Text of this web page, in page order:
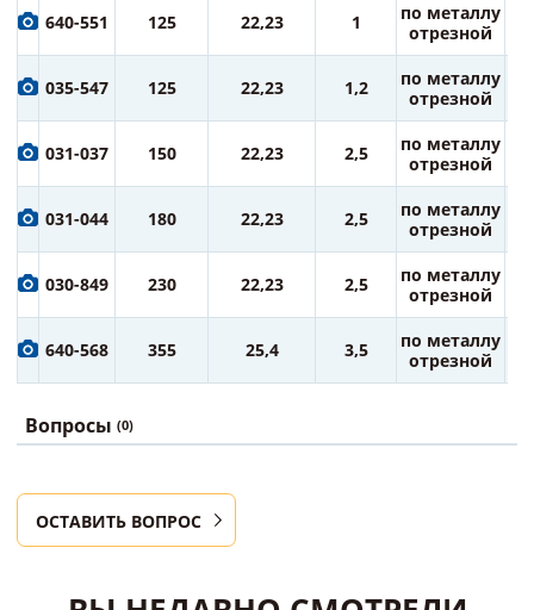
640-551 125 22,23 1
по металлу
отрезной
035-547 125 22,23 1,2
по металлу
отрезной
031-037 150 22,23 2,5
по металлу
отрезной
031-044 180 22,23 2,5
по металлу
отрезной
030-849 230 22,23 2,5
по металлу
отрезной
640-568 355 25,4 3,5
по металлу
отрезной
Вопросы (0)
ОСТАВИТЬ ВОПРОС